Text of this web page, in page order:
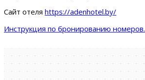
Сайт отеля https://adenhotel.by/
Инструкция по бронированию номеров.